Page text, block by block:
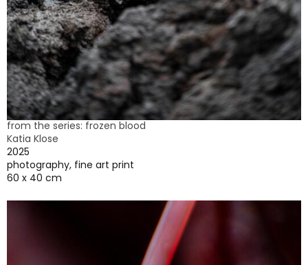
from the series: frozen blood
Katia Klose
2025
photography, fine art print
60 x 40 cm